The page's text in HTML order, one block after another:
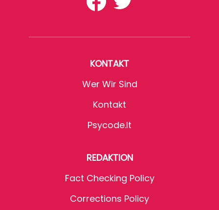
KONTAKT
Wer Wir Sind
Kontakt
Psycode.it
REDAKTION
Fact Checking Policy
Corrections Policy